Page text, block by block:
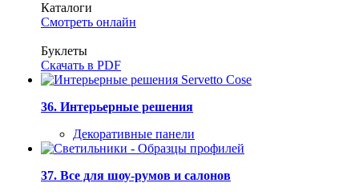
Каталоги
Смотреть онлайн
Буклеты
Скачать в PDF
36. Интерьерные решения
Декоративные панели
37. Все для шоу-румов и салонов